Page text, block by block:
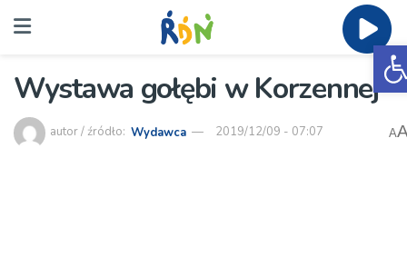
Wystawa gołębi w Korzennej
autor / źródło: Wydawca 2019/12/09 - 07:07 A